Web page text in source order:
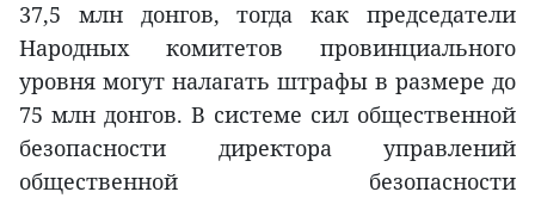
37,5 млн донгов, тогда как председатели
Народных комитетов провинциального
уровня могут налагать штрафы в размере до
75 млн донгов. В системе сил общественной
безопасности директора управлений
общественной безопасности